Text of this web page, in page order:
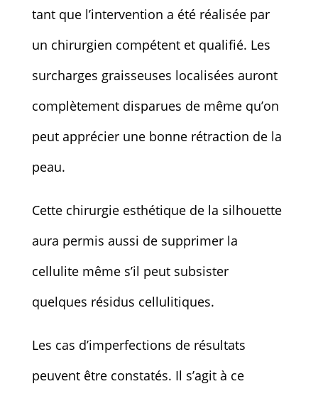
tant que l’intervention a été réalisée par
un chirurgien compétent et qualifié. Les
surcharges graisseuses localisées auront
complètement disparues de même qu’on
peut apprécier une bonne rétraction de la
peau.
Cette chirurgie esthétique de la silhouette
aura permis aussi de supprimer la
cellulite même s’il peut subsister
quelques résidus cellulitiques.
Les cas d’imperfections de résultats
peuvent être constatés. Il s’agit à ce